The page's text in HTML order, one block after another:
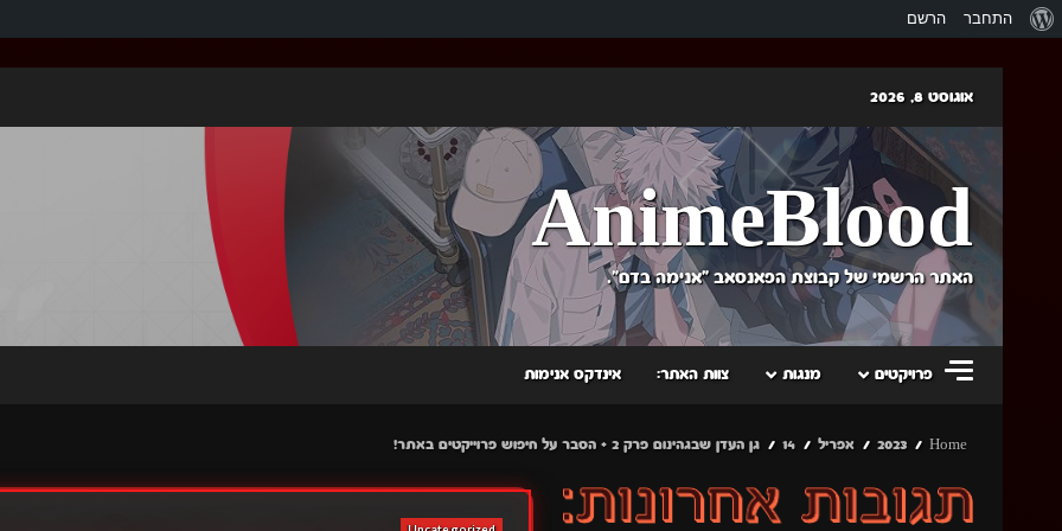
אודות
התחבר הרשם
content
אוגוסט 8, 2026
AnimeBlood
האתר הרשמי של קבוצת הפאנסאב "אנימה בדם".
פרויקטים מנגות צוות האתר: אינדקס אנימות
Home
2023 אפריל 14 גן העדן שבגהינום פרק 2 + הסבר על חיפוש פרוייקטים באתר!